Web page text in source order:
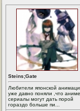
Steins;Gate
Любители японской
уже давно поняли ,что аниме
сериалы могут дать порой
гораздо больше пи...